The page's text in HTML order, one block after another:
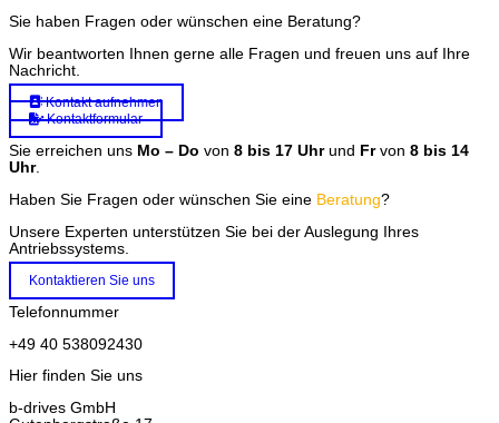
Sie haben Fragen oder wünschen eine Beratung?
Wir beantworten Ihnen gerne alle Fragen und freuen uns auf Ihre
Nachricht.
Kontakt aufnehmen
Kontaktformular
Sie erreichen uns Mo – Do von 8 bis 17 Uhrund Frvon 8 bis 14
Uhr.
Haben Sie Fragen oder wünschen Sie eine Beratung?
Unsere Experten unterstützen Sie bei der Auslegung Ihres
Antriebssystems.
Kontaktieren Sie uns
Telefonnummer
+49 40 538092430
Hier finden Sie uns
b-drives GmbH